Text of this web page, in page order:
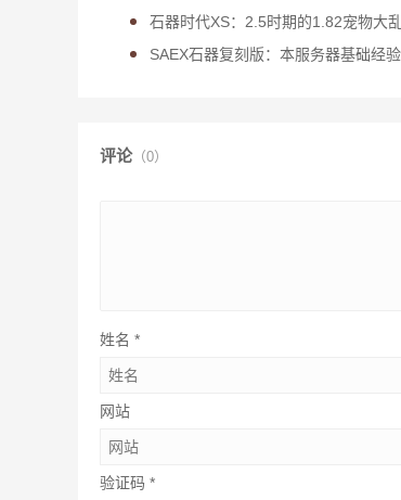
石器时代XS：2.5时期的1.82宠物大
SAEX石器复刻版：本服务器基础经
评论（0）
姓名 *
网站
验证码 *